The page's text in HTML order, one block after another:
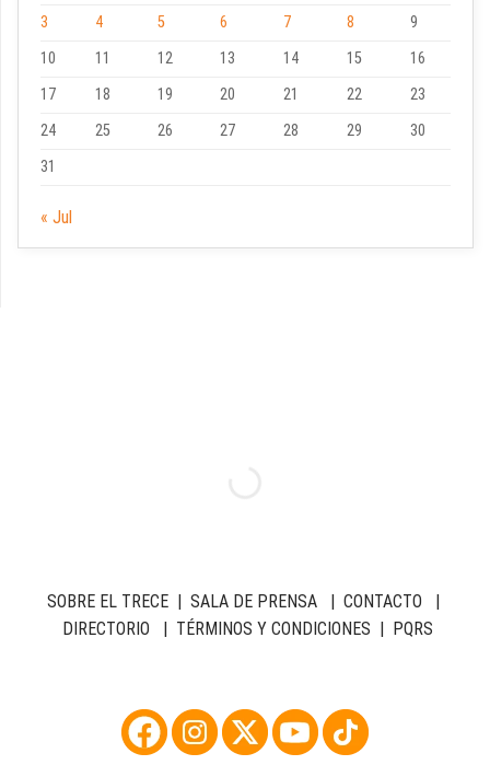
3
4 5 6 7 8
9
10
11 12 13 14 15
16
17
18 19 20 21 22
23
24
25 26 27 28 29
30
31
« Jul
SOBRE EL TRECE| SALA DE PRENSA| CONTACTO |
DIRECTORIO | TÉRMINOS Y CONDICIONES | PQRS